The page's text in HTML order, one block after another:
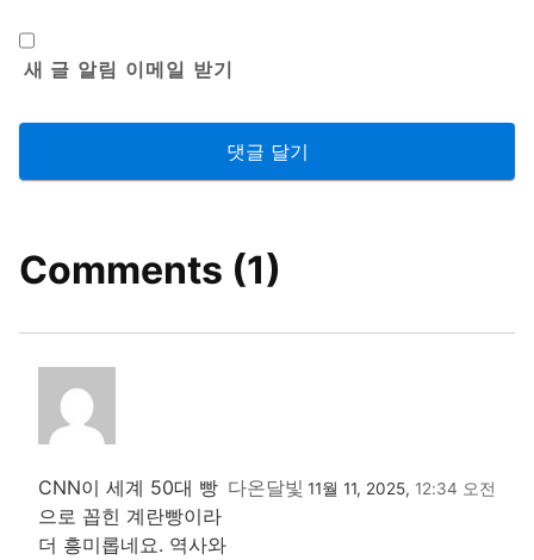
새 글 알림 이메일 받기
Comments (1)
다온달빛 11월 11, 2025, 12:34 오전
CNN이 세계 50대 빵
으로 꼽힌 계란빵이라
더 흥미롭네요. 역사와